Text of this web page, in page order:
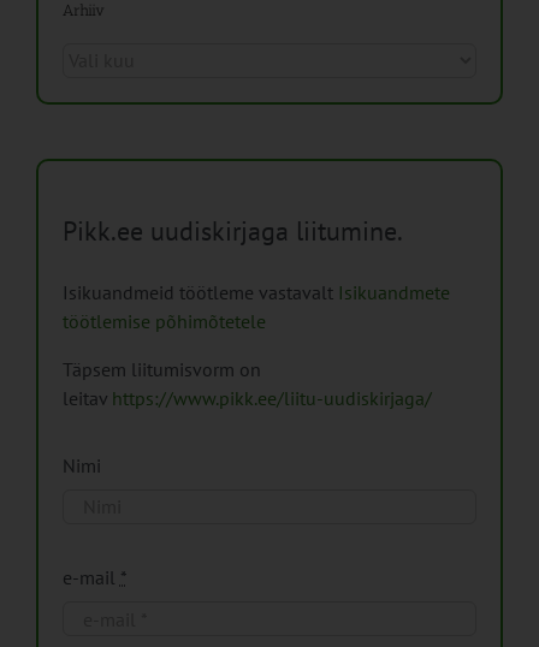
Arhiiv
Pikk.ee uudiskirjaga liitumine.
Isikuandmeid töötleme vastavalt Isikuandmete
töötlemise põhimõtetele
Täpsem liitumisvorm on
leitav https://www.pikk.ee/liitu-uudiskirjaga/
Nimi
e-mail *